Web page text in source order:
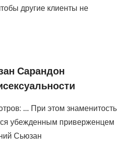
другие клиенты не
Сарандон
… При этом знаменитость
убежденным приверженцем
Сьюзан